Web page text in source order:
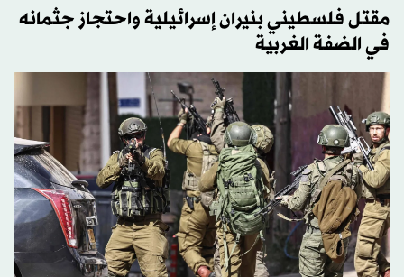
مقتل فلسطيني بنيران إسرائيلية واحتجاز جثمانه
في الضفة الغربية